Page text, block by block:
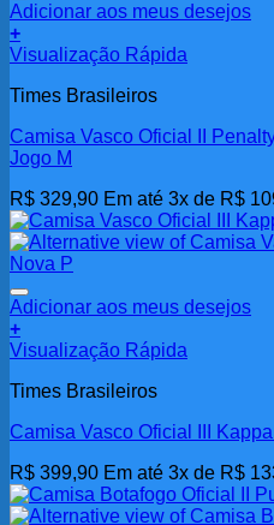
Adicionar aos meus desejos
+
Visualização Rápida
Times Brasileiros
Camisa Vasco Oficial II
Jogo M
R$ 329,90 Em até 3x de R$
Adicionar aos meus desejos
+
Visualização Rápida
Times Brasileiros
Camisa Vasco Oficial III
R$ 399,90 Em até 3x de R$